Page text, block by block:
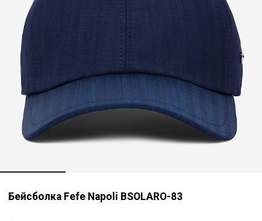
Бейсболка Fefe Napoli BSOLARO-83